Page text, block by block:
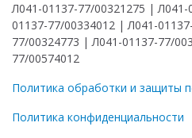
Л041-01137-77/00321275 |
01137-77/00334012 | Л041-
77/00324773 | Л041-01137-77/
77/00574012
Политика обработки и защиты
Политика конфиденциальности